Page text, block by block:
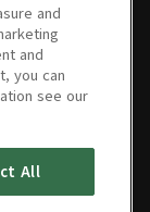
08/202607/07/2026
and
and
you can
see our
All